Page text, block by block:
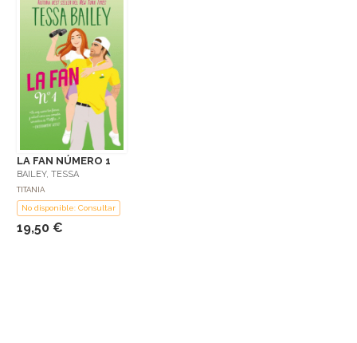
LA FAN NÚMERO 1
BAILEY, TESSA
TITANIA
No disponible: Consultar
19,50 €